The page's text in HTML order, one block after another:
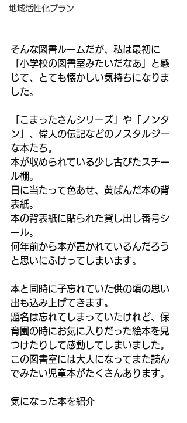
地域活性化プラン
そんな図書ルームだが、私は最初に
「小学校の図書室みたいだなあ」と感
じて、とても懐かしい気持ちになりま
した。
「こまったさんシリーズ」や「ノンタ
ン」、偉人の伝記などのノスタルジー
な本たち。
本が収められている少し古びたスチー
ル棚。
日に当たって色あせ、黄ばんだ本の背
表紙。
本の背表紙に貼られた貸し出し番号シ
ール。
何年前から本が置かれているんだろう
と思いにふけってしまいます。
本と同時に子忘れていた供の頃の思い
出も込み上げてきます。
題名は忘れてしまっていたけれど、保
育園の時にお気に入りだった絵本を見
つけたりして感動してしまいました。
この図書室には大人になってまた読ん
でみたい児童本がたくさんあります。
気になった本を紹介